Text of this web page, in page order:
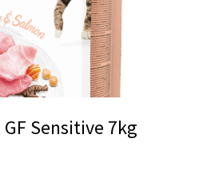
Sensitive 7kg